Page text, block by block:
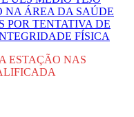
NA ÁREA DA SAÚDE
POR TENTATIVA DE
FÍSICA
ESTAÇÃO NAS